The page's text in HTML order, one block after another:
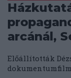
arcánál,
Előállították